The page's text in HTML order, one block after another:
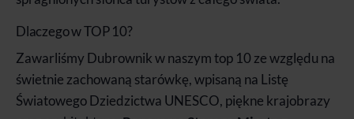
Dlaczego w TOP 10?
Zawarliśmy Dubrownik w naszym top 10 ze względu na
świetnie zachowaną starówkę, wpisaną na Listę
Światowego Dziedzictwa UNESCO, piękne krajobrazy